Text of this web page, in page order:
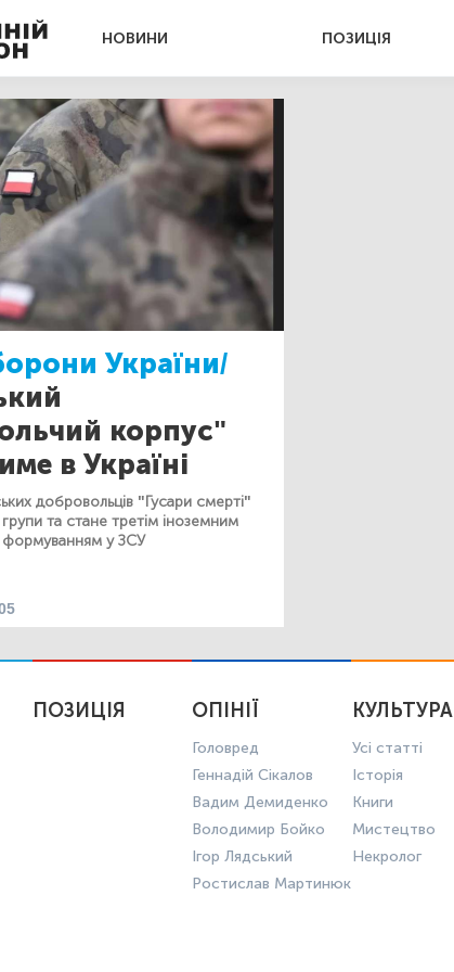
НОВИНИ ПОЗИЦІЯ
України/
корпус"
в Україні
добровольців "Гусари смерті"
та стане третім іноземним
формуванням у ЗСУ
ПОЗИЦІЯ ОПІНІЇ
Головред
Геннадій Сікалов
Вадим Демиденко
Володимир Бойко
Ігор Лядський
Ростислав Мартинюк
КУЛЬТУРА
Усі статті
Історія
Книги
Мистецтво
Некролог